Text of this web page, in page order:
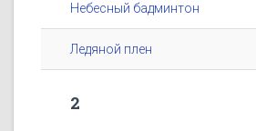
Небесный бадминтон
Ледяной плен
2